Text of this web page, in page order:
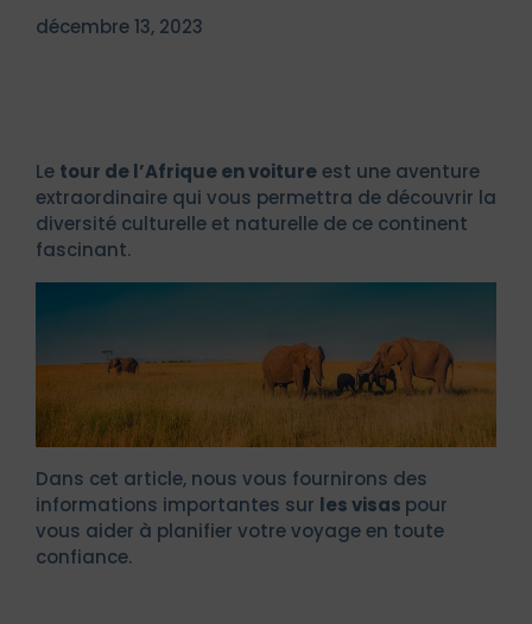
décembre 13, 2023
Le tour de l’Afrique en voitureest une aventure
extraordinaire qui vous permettra de découvrir la
diversité culturelle et naturelle de ce continent
fascinant.
Dans cet article, nous vous fournirons des
informations importantes sur les visas pour
vous aider à planifier votre voyage en toute
confiance.